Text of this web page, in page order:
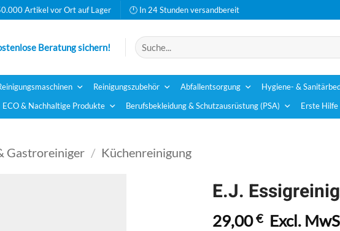
Artikel vor Ort auf Lager 🕛 In 24 Stunden versandbereit
Beratung sichern!
Suchen
nach:
Reinigungszubehör Abfallentsorgung Hygiene- &
ECO & Nachhaltige Produkte Berufsbekleidung & Schutzausrüstung (PSA) Erste Hilfe
Gastroreiniger / Küchenreinigung
E.J.
29,00€ Excl.